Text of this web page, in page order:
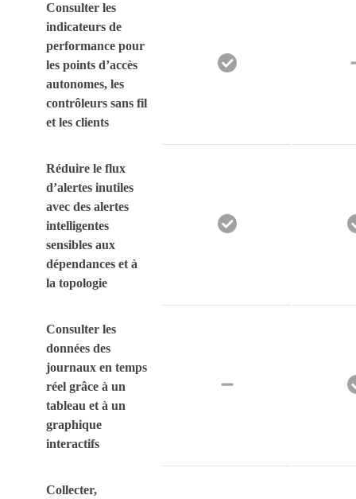
Consulter les
indicateurs de
performance pour
les points d’accès
autonomes, les
contrôleurs sans fil
et les clients
Réduire le flux
d’alertes inutiles
avec des alertes
intelligentes
sensibles aux
dépendances et à
la topologie
Consulter les
données des
journaux en temps
réel grâce à un
tableau et à un
graphique
interactifs
Collecter,